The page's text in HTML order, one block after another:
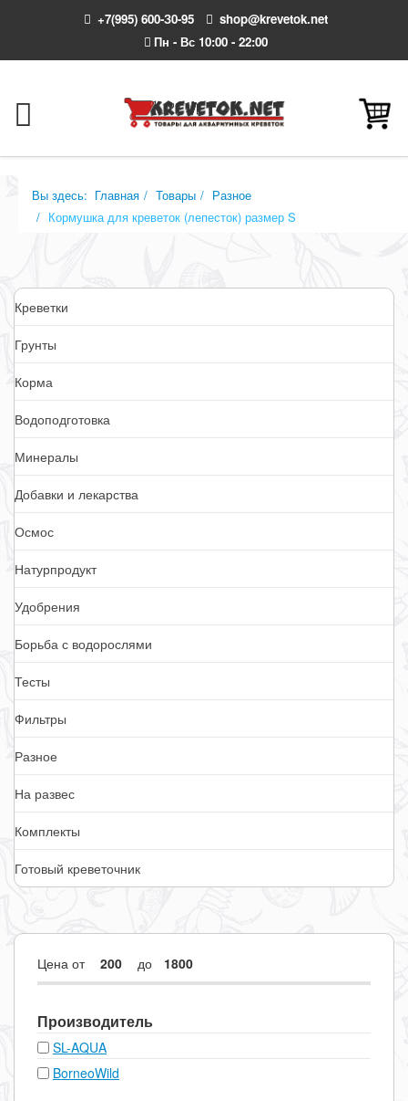
+7(995) 600-З0-95
shop@krevetok.net
Пн - Вс 10:00 - 22:00
Вы здесь: Главная Товары
Разное
Кормушка для креветок (лепесток) размер S
Креветки
Грунты
Корма
Водоподготовка
Минералы
Добавки и лекарства
Осмос
Натурпродукт
Удобрения
Борьба с водорослями
Тесты
Фильтры
Разное
На развес
Комплекты
Готовый креветочник
Цена от до
Производитель
SL-AQUA
BorneoWild